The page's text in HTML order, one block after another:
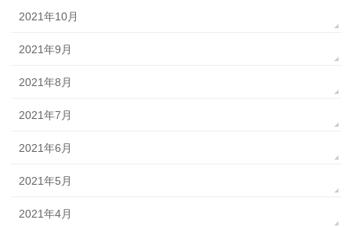
2021年10月
2021年9月
2021年8月
2021年7月
2021年6月
2021年5月
2021年4月